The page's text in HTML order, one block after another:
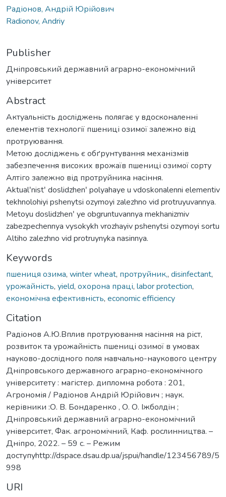
Радіонов, Андрій Юрійович
Radionov, Andriy
Publisher
Дніпровський державний аграрно-економічний
університет
Abstract
Актуальність досліджень полягає у вдосконаленні
елементів технології пшениці озимої залежно від
протруювання.
Метою досліджень є обґрунтування механізмів
забезпечення високих врожаїв пшениці озимої сорту
Алтіго залежно від протруйника насіння.
Aktualʹnistʹ doslidzhenʹ polyahaye u vdoskonalenni elementiv
tekhnolohiyi pshenytsi ozymoyi zalezhno vid protruyuvannya.
Metoyu doslidzhenʹ ye obgruntuvannya mekhanizmiv
zabezpechennya vysokykh vrozhayiv pshenytsi ozymoyi sortu
Altiho zalezhno vid protruynyka nasinnya.
Keywords
пшениця озима, winter wheat, протруйник,, disinfectant,
урожайність, yield, охорона праці, labor protection,
економічна ефективність, economic efficiency
Citation
Радіонов А.Ю.Вплив протруювання насіння на ріст,
розвиток та урожайність пшениці озимої в умовах
науково-дослідного поля навчально-наукового центру
Дніпровського державного аграрно-економічного
університету : магістер. дипломна робота : 201,
Агрономія / Радіонов Андрій Юрійович ; наук.
керівники :О. В. Бондаренко , О. О. Іжболдін ;
Дніпровський державний аграрно-економічний
університет, Фак. агрономічний, Каф. рослинництва. –
Дніпро, 2022. – 59 с. – Режим
доступуhttp://dspace.dsau.dp.ua/jspui/handle/123456789/5
998
URI